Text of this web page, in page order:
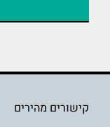
קישורים מהירים